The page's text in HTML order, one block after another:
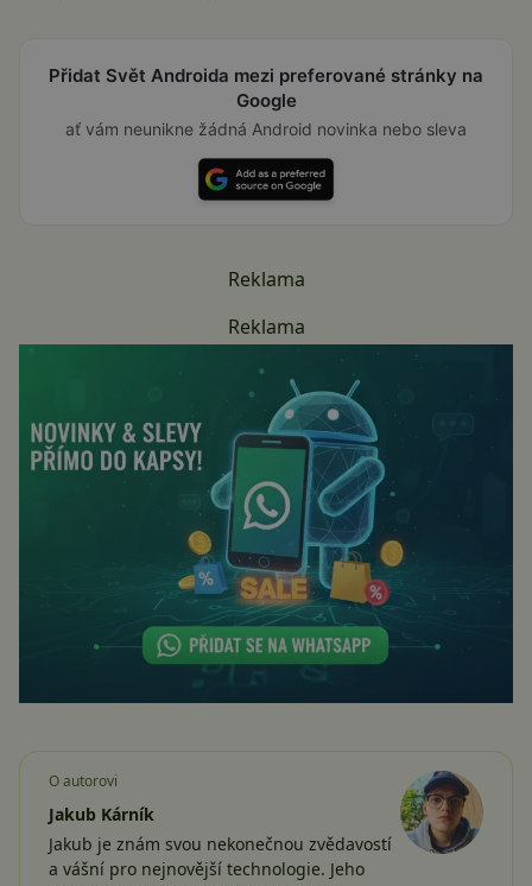
Přidat Svět Androida mezi preferované stránky na
Google
ať vám neunikne žádná Android novinka nebo sleva
Reklama
Reklama
O autorovi
Jakub Kárník
Jakub je znám svou nekonečnou zvědavostí
a vášní pro nejnovější technologie. Jeho